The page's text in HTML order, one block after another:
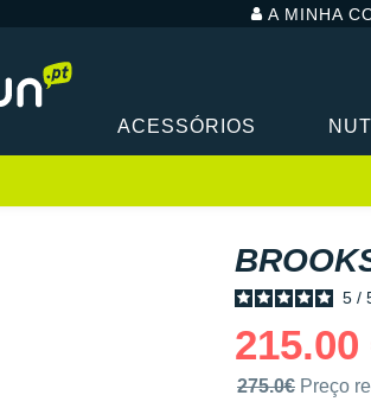
A MINHA
ACESSÓRIOS
5 /
215.00
Preço de
275.0€ Preço